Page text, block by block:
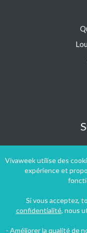
Vivaweek utilise des
expérience et
Si vous acceptez,
confidentialité, nous
- Améliorer la qualité de